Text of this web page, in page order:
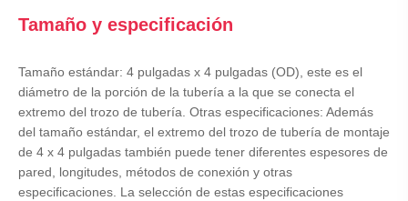
Tamaño y especificación
Tamaño estándar: 4 pulgadas x 4 pulgadas (OD), este es el
diámetro de la porción de la tubería a la que se conecta el
extremo del trozo de tubería. Otras especificaciones: Además
del tamaño estándar, el extremo del trozo de tubería de montaje
de 4 x 4 pulgadas también puede tener diferentes espesores de
pared, longitudes, métodos de conexión y otras
especificaciones. La selección de estas especificaciones